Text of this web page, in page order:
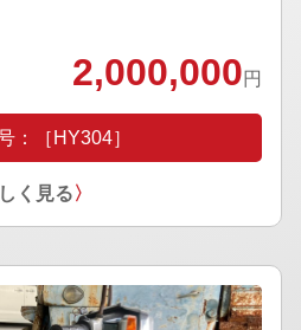
2,000,000 円
：［HY304］
く見る〉